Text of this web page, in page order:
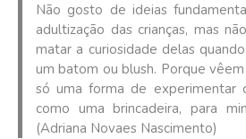
Não gosto de ideias
adultização das crianças, mas
matar a curiosidade delas
um batom ou blush. Porque
só uma forma de experimentar
como uma brincadeira, para
(Adriana Novaes Nascimento)